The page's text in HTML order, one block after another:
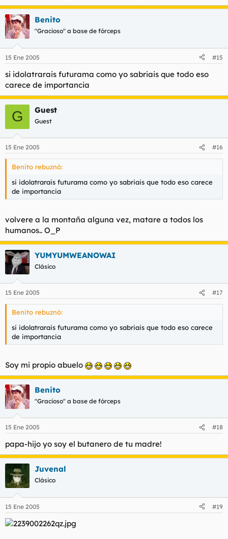
Benito
"Gracioso" a base de fórceps
15 Ene 2005 #15
si idolatrarais futurama como yo sabriais que todo eso
carece de importancia
G Guest
Guest
15 Ene 2005 #16
Benito rebuznó:
si idolatrarais futurama como yo sabriais que todo eso carece
de importancia
volvere a la montaña alguna vez, matare a todos los
humanos.. O_P
YUMYUMWEANOWAI
Clásico
15 Ene 2005 #17
Benito rebuznó:
si idolatrarais futurama como yo sabriais que todo eso carece
de importancia
Soy mi propio abuelo
Benito
"Gracioso" a base de fórceps
15 Ene 2005 #18
papa-hijo yo soy el butanero de tu madre!
Juvenal
Clásico
15 Ene 2005 #19